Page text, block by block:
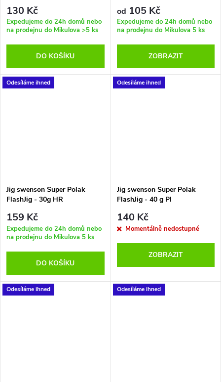
130 Kč
Expedujeme do 24h domů nebo
na prodejnu do Mikulova >5 ks
DO KOŠÍKU
od 105 Kč
Expedujeme do 24h domů nebo
na prodejnu do Mikulova 5 ks
ZOBRAZIT
Odesíláme ihned
Jig swenson Super Polak
FlashJig - 30g HR
159 Kč
Expedujeme do 24h domů nebo
na prodejnu do Mikulova 5 ks
DO KOŠÍKU
Odesíláme ihned
Jig swenson Super Polak
FlashJig - 40 g PI
140 Kč
Momentálně nedostupné
ZOBRAZIT
Odesíláme ihned Odesíláme ihned